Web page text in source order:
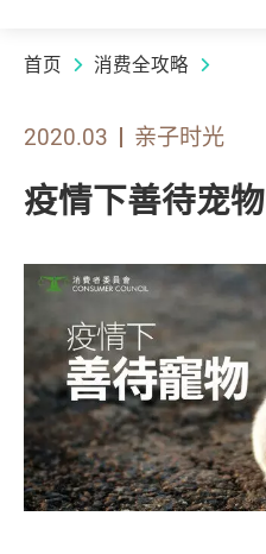
首页 消费全攻略
2020.03 亲子时光
疫情下善待宠物